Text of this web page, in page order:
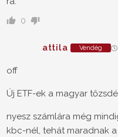
0
attila Vendég
off
Új ETF-ek a magyar
nyesz számlára még
kbc-nél, tehát maradnak